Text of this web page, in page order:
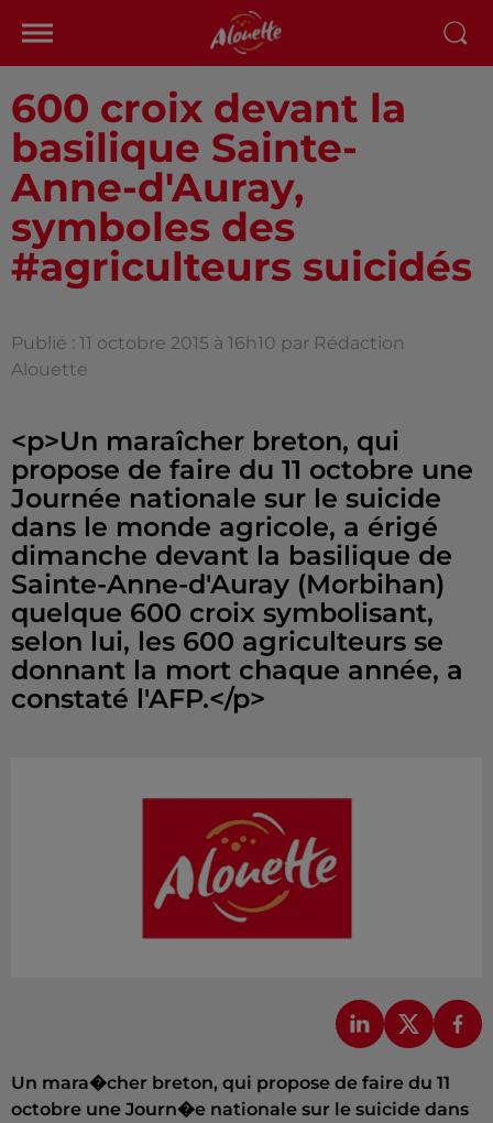
600 croix devant la
basilique Sainte-
Anne-d'Auray,
symboles des
#agriculteurs suicidés
Publié : 11 octobre 2015 à 16h10 par Rédaction
Alouette
<p>Un maraîcher breton, qui
propose de faire du 11 octobre une
Journée nationale sur le suicide
dans le monde agricole, a érigé
dimanche devant la basilique de
Sainte-Anne-d'Auray (Morbihan)
quelque 600 croix symbolisant,
selon lui, les 600 agriculteurs se
donnant la mort chaque année, a
Un mara�cher breton, qui propose de faire du 11
octobre une Journ�e nationale sur le suicide dans